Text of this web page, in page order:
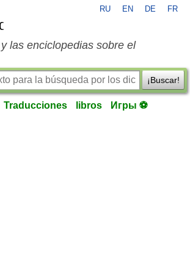
RU EN DE FR
las enciclopedias sobre el
¡Buscar!
Traducciones libros Игры ⚽